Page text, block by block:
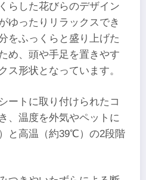
らした花びらのデザイン
ゆったりリラックスでき
をふっくらと盛り上げた
め、頭や手足を置きやす
ス形状となっています。
ートに取り付けられたコ
、温度を外気やペットに
と高温（約39℃）の2段階